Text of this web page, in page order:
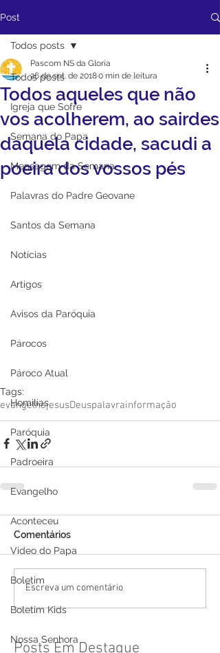
Post
Todos posts
Igreja que Sofre
Semana do Papa
Mensagem da Semana
Palavras do Padre Geovane
Santos da Semana
Notícias
Artigos
Avisos da Paróquia
Párocos
Pároco Atual
Homilias
Paróquia
Padroeira
Evangelho
Aconteceu
Video do Papa
Boletim
Boletim Kids
Nossa Senhora
Todos posts
Todos aqueles que não
vos acolherem, ao sairdes
daquela cidade, sacudi a
poeira dos vossos pés
Pascom NS da Gloria
26 de set. de 20180 min de leitura
Tags:
evangelhojesusDeuspalavrainformação
Comentários
Escreva um comentário
Posts Em Destaque